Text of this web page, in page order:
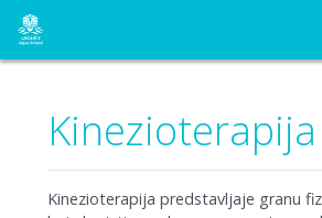
Kinezioterapija
Kinezioterapija predstavljaje granu